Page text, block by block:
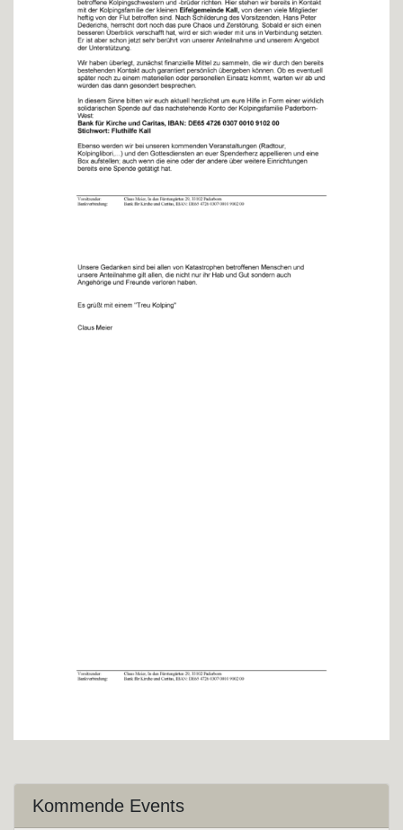
Kommende Events